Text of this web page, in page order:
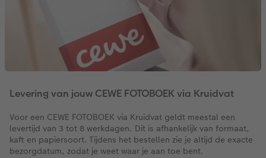
Levering van jouw CEWE FOTOBOEK via Kruidvat
Voor een CEWE FOTOBOEK via Kruidvat geldt meestal een
levertijd van 3 tot 8 werkdagen. Dit is afhankelijk van formaat,
kaft en papiersoort. Tijdens het bestellen zie je altijd de exacte
bezorgdatum, zodat je weet waar je aan toe bent.